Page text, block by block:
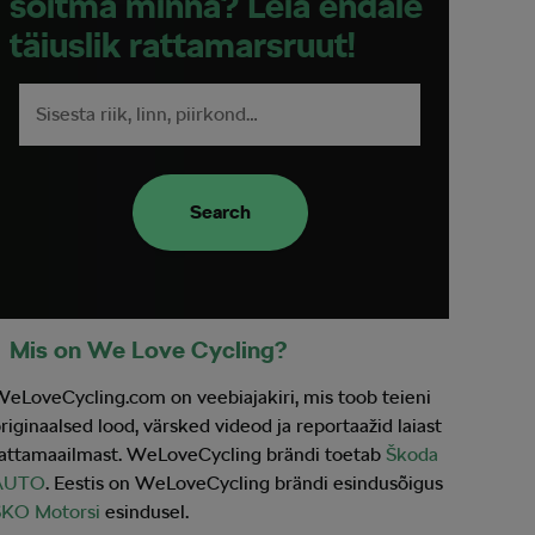
täiuslik rattamarsruut!
Search
Mis on We Love Cycling?
on veebiajakiri, mis toob teieni
lood, värsked videod ja reportaažid laiast
WeLoveCycling brändi toetab Škoda
. Eestis on WeLoveCycling brändi esindusõigus
Motorsi esindusel.